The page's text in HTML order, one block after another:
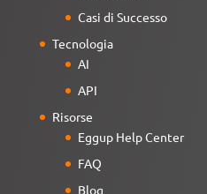
Casi di Successo
Tecnologia
AI
API
Risorse
Eggup Help Center
FAQ
Blog